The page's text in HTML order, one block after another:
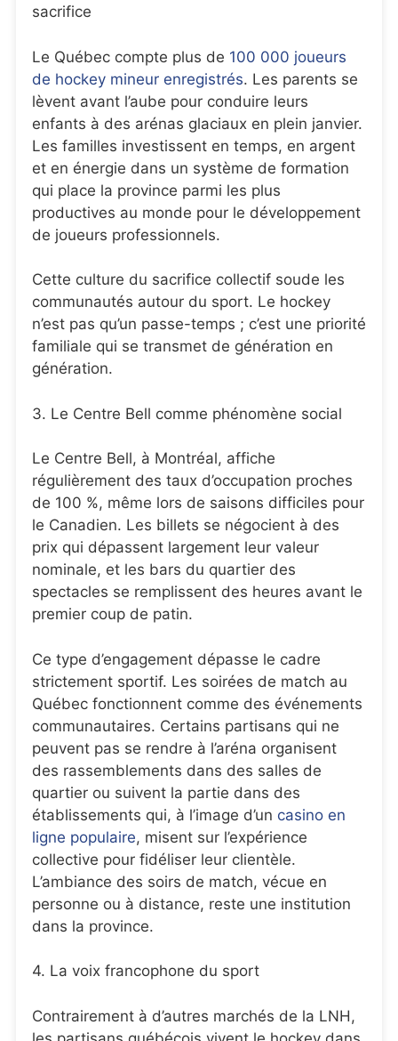
sacrifice
Le Québec compte plus de 100 000 joueurs
de hockey mineur enregistrés. Les parents se
lèvent avant l’aube pour conduire leurs
enfants à des arénas glaciaux en plein janvier.
Les familles investissent en temps, en argent
et en énergie dans un système de formation
qui place la province parmi les plus
productives au monde pour le développement
de joueurs professionnels.
Cette culture du sacrifice collectif soude les
communautés autour du sport. Le hockey
n’est pas qu’un passe-temps ; c’est une priorité
familiale qui se transmet de génération en
génération.
3. Le Centre Bell comme phénomène social
Le Centre Bell, à Montréal, affiche
régulièrement des taux d’occupation proches
de 100 %, même lors de saisons difficiles pour
le Canadien. Les billets se négocient à des
prix qui dépassent largement leur valeur
nominale, et les bars du quartier des
spectacles se remplissent des heures avant le
premier coup de patin.
Ce type d’engagement dépasse le cadre
strictement sportif. Les soirées de match au
Québec fonctionnent comme des événements
communautaires. Certains partisans qui ne
peuvent pas se rendre à l’aréna organisent
des rassemblements dans des salles de
quartier ou suivent la partie dans des
établissements qui, à l’image d’un casino en
ligne populaire, misent sur l’expérience
collective pour fidéliser leur clientèle.
L’ambiance des soirs de match, vécue en
personne ou à distance, reste une institution
dans la province.
4. La voix francophone du sport
Contrairement à d’autres marchés de la LNH,